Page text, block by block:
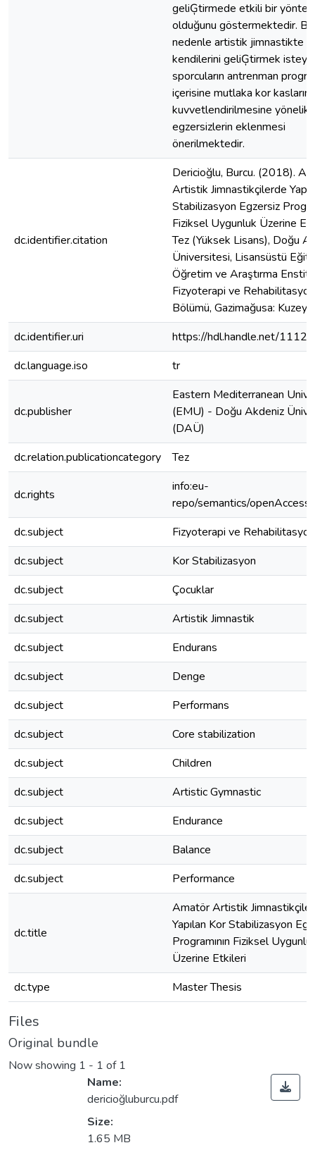
geliĢtirmede etkili bir
olduğunu göstermektedir. Bu
nedenle artistik jimnastikte
kendilerini geliĢtirmek
sporcuların antrenman
içerisine mutlaka kor
kuvvetlendirilmesine yönelik
egzersizlerin eklenmesi
önerilmektedir.
dc.identifier.citation
Dericioğlu, Burcu. (2018).
Artistik Jimnastikçilerde
Stabilizasyon Egzersiz
Fiziksel Uygunluk Üzerine
Tez (Yüksek Lisans), Doğu
Üniversitesi, Lisansüstü
Öğretim ve Araştırma
Fizyoterapi ve Rehabilitasyon
Bölümü, Gazimağusa: Kuzey
dc.identifier.uri
https://hdl.handle.net/
dc.language.iso
tr
dc.publisher
Eastern Mediterranean
(EMU) - Doğu Akdeniz
(DAÜ)
dc.relation.publicationcategory
Tez
dc.rights
info:eu-
repo/semantics/openAccess
dc.subject
Fizyoterapi ve Rehabilitasyon
dc.subject
Kor Stabilizasyon
dc.subject
Çocuklar
dc.subject
Artistik Jimnastik
dc.subject
Endurans
dc.subject
Denge
dc.subject
Performans
dc.subject
Core stabilization
dc.subject
Children
dc.subject
Artistic Gymnastic
dc.subject
Endurance
dc.subject
Balance
dc.subject
Performance
dc.title
Amatör Artistik
Yapılan Kor Stabilizasyon
Programının Fiziksel
Üzerine Etkileri
dc.type
Master Thesis
Files
Original bundle
Now showing 1 - 1 of 1
Name:
dericioğluburcu.pdf
Size:
1.65 MB